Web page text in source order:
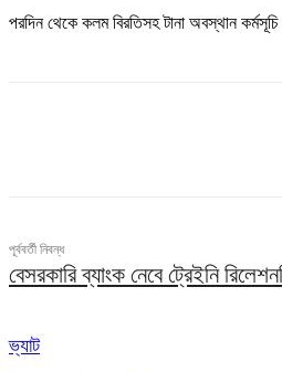
পরদিন থেকে কলম বিরতিসহ টানা অবস্থান
পূর্ববর্তী নিবন্ধ
বেসরকারি ব্যাংক নেবে ট্রেইনি
ভ্যাট